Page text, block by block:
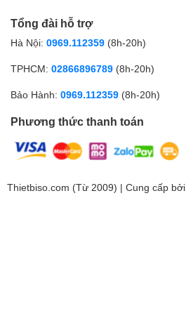
Tổng đài hỗ trợ
Hà Nội: 0969.112359 (8h-20h)
TPHCM: 02866896789 (8h-20h)
Bảo Hành: 0969.112359 (8h-20h)
Phương thức thanh toán
Thietbiso.com (Từ 2009) | Cung cấp bởi